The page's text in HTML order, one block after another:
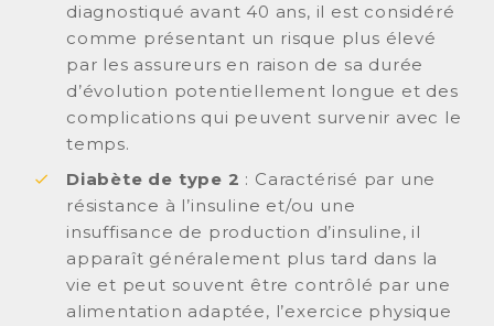
diagnostiqué avant 40 ans, il est considéré
comme présentant un risque plus élevé
par les assureurs en raison de sa durée
d’évolution potentiellement longue et des
complications qui peuvent survenir avec le
temps.
Diabète de type 2 : Caractérisé par une
résistance à l’insuline et/ou une
insuffisance de production d’insuline, il
apparaît généralement plus tard dans la
vie et peut souvent être contrôlé par une
alimentation adaptée, l’exercice physique